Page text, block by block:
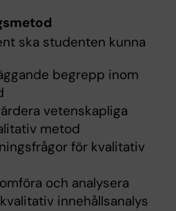
ska studenten kunna
begrepp inom
vetenskapliga
metod
för kvalitativ
och analysera
innehållsanalys